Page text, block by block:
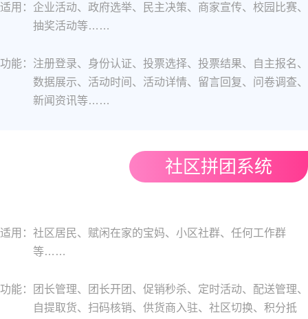
适用： 企业活动、政府选举、民主决策、商家宣传、校园比赛、
抽奖活动等……
功能： 注册登录、身份认证、投票选择、投票结果、自主报名、
数据展示、活动时间、活动详情、留言回复、问卷调查、
新闻资讯等……
社区拼团系统
适用： 社区居民、赋闲在家的宝妈、小区社群、任何工作群
等……
功能：
团长管理、团长开团、促销秒杀、定时活动、配送管理、
自提取货、扫码核销、供货商入驻、社区切换、积分抵